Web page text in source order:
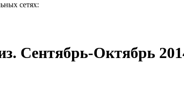
сетях:
Сентябрь-Октябрь